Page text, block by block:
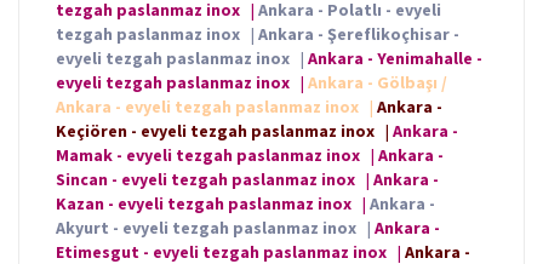
tezgah paslanmaz inox | Ankara - Polatlı - evyeli
tezgah paslanmaz inox | Ankara - Şereflikoçhisar -
evyeli tezgah paslanmaz inox | Ankara - Yenimahalle -
evyeli tezgah paslanmaz inox | Ankara - Gölbaşı /
Ankara - evyeli tezgah paslanmaz inox | Ankara -
Keçiören - evyeli tezgah paslanmaz inox | Ankara -
Mamak - evyeli tezgah paslanmaz inox | Ankara -
Sincan - evyeli tezgah paslanmaz inox | Ankara -
Kazan - evyeli tezgah paslanmaz inox | Ankara -
Akyurt - evyeli tezgah paslanmaz inox | Ankara -
Etimesgut - evyeli tezgah paslanmaz inox | Ankara -